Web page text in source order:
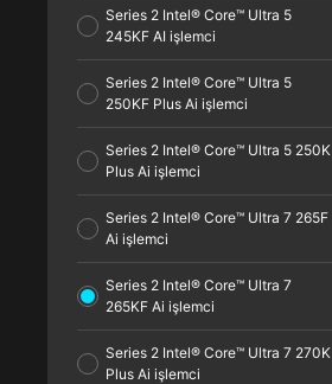
Series 2 Intel® Core™ Ultra 5
245KF AI işlemci
Series 2 Intel® Core™ Ultra 5
250KF Plus Ai işlemci
Series 2 Intel® Core™ Ultra 5 250K
Plus Ai işlemci
Series 2 Intel® Core™ Ultra 7 265F
Ai işlemci
Series 2 Intel® Core™ Ultra 7
265KF Ai işlemci
Series 2 Intel® Core™ Ultra 7 270K
Plus Ai işlemci